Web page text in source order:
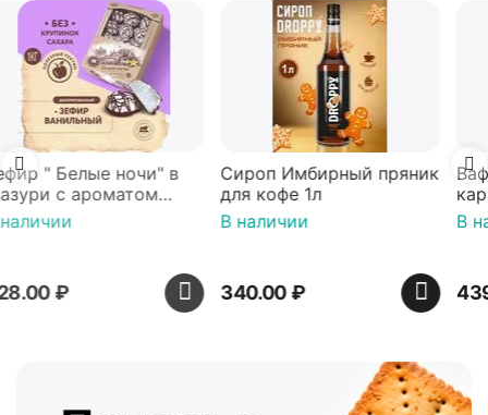
Сироп Имбирный пряник
для кофе 1л
В наличии
340.00
Вафли Голландские с
карамельной начинкой
16 шт по 36 г ТМ Яшкино
В наличии
439.00